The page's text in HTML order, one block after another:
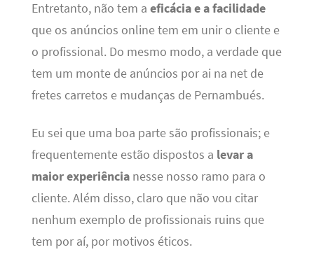
Entretanto, não tem a eficácia e a facilidade
que os anúncios online tem em unir o cliente e
o profissional. Do mesmo modo, a verdade que
tem um monte de anúncios por ai na net de
fretes carretos e mudanças de Pernambués.
Eu sei que uma boa parte são profissionais; e
frequentemente estão dispostos a levar a
maior experiêncianesse nosso ramo para o
cliente. Além disso, claro que não vou citar
nenhum exemplo de profissionais ruins que
tem por aí, por motivos éticos.